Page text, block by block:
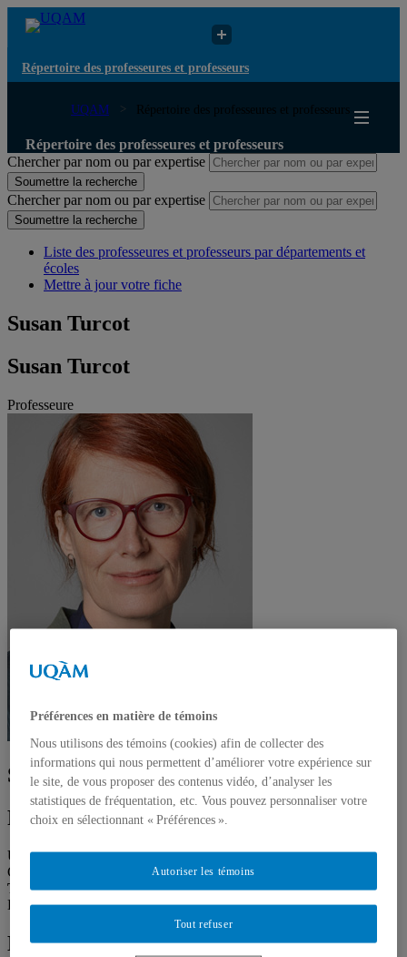
Répertoire des professeures et professeurs
UQAM Répertoire des professeures et professeurs
Répertoire des professeures et professeurs
Chercher par nom ou par expertise
Soumettre la recherche
Chercher par nom ou par expertise
Soumettre la recherche
Liste des professeures et professeurs par départements et
écoles
Mettre à jour votre fiche
Susan Turcot
Susan Turcot
Professeure
Susan Turcot
Professeure
Unité:École des arts visuels et médiatiques
Courriel
turcot.susan@uqam.ca
Téléphone: (514) 987-3000 poste 3694
Langues: Français, Anglais, Allemand
Domaines d'expertise
Préférences en matière de témoins
Nous utilisons des témoins (cookies) afin de collecter des
informations qui nous permettent d’améliorer votre expérience sur
le site, de vous proposer des contenus vidéo, d’analyser les
statistiques de fréquentation, etc. Vous pouvez personnaliser votre
choix en sélectionnant « Préférences ».
Tout refuser
Autoriser les témoins